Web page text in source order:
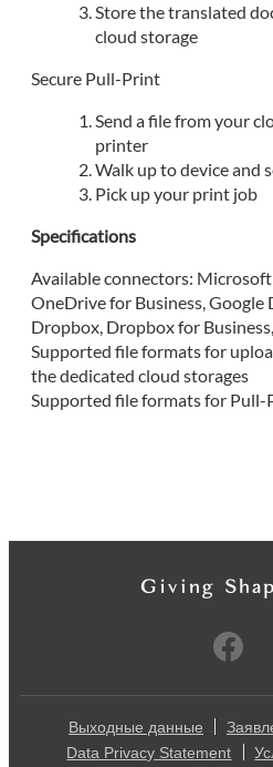
Store the translated
cloud storage
Secure Pull-Print
Send a file from your
printer
Walk up to device and
Pick up your print job
Specifications
Available connectors:
OneDrive for Business, Google
Dropbox, Dropbox for
Supported file formats for
the dedicated cloud storages
Supported file formats for Pull-
Выходные данные
Data Privacy Statement